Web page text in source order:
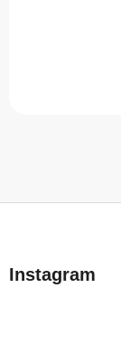
bInstagram